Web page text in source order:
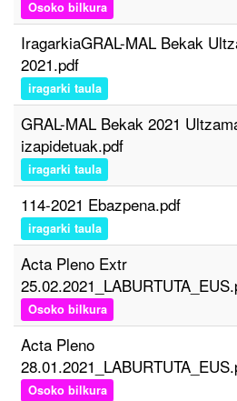
Osoko bilkura
IragarkiaGRAL-MAL Bekak
2021.pdf
iragarki taula
GRAL-MAL Bekak 2021
izapidetuak.pdf
iragarki taula
114-2021 Ebazpena.pdf
iragarki taula
Acta Pleno Extr
Osoko bilkura
Acta Pleno
Osoko bilkura